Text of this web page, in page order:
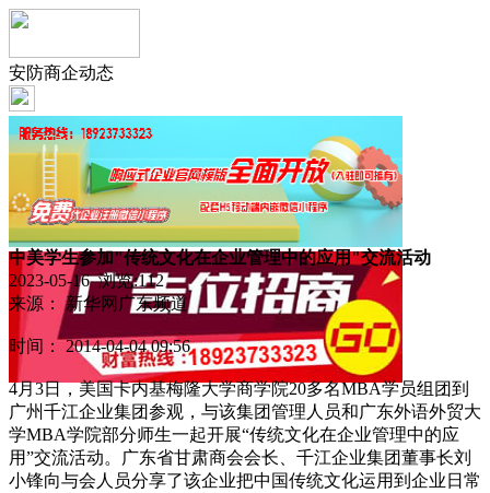
安防商企动态
中美学生参加"传统文化在企业管理中的应用"交流活动
2023-05-16 浏览:112
来源： 新华网广东频道
时间： 2014-04-04 09:56
4月3日，美国卡内基梅隆大学商学院20多名MBA学员组团到
广州千江企业集团参观，与该集团管理人员和广东外语外贸大
学MBA学院部分师生一起开展“传统文化在企业管理中的应
用”交流活动。广东省甘肃商会会长、千江企业集团董事长刘
小锋向与会人员分享了该企业把中国传统文化运用到企业日常